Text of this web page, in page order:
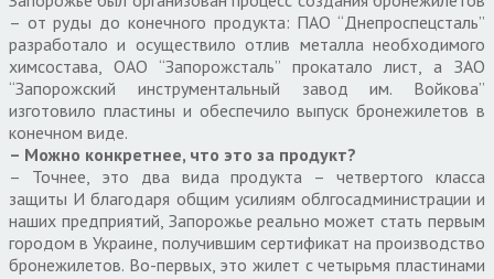
– от руды до конечного продукта: ПАО “Днепроспецсталь”
разработало и осуществило отлив металла необходимого
химсостава, ОАО “Запорожсталь” прокатало лист, а ЗАО
“Запорожский инструментальный завод им. Войкова”
изготовило пластины и обеспечило выпуск бронежилетов в
конечном виде.
– Можно конкретнее, что это за продукт?
– Точнее, это два вида продукта – четвертого класса
защиты И благодаря общим усилиям облгосадминистрации и
наших предприятий, Запорожье реально может стать первым
городом в Украине, получившим сертификат на производство
бронежилетов. Во-первых, это жилет с четырьмя пластинами